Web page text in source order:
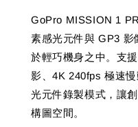
GoPro MISSION 1
素感光元件與 GP3 影
於輕巧機身之中。支
影、4K 240fps 極速
光元件錄製模式，讓
構圖空間。